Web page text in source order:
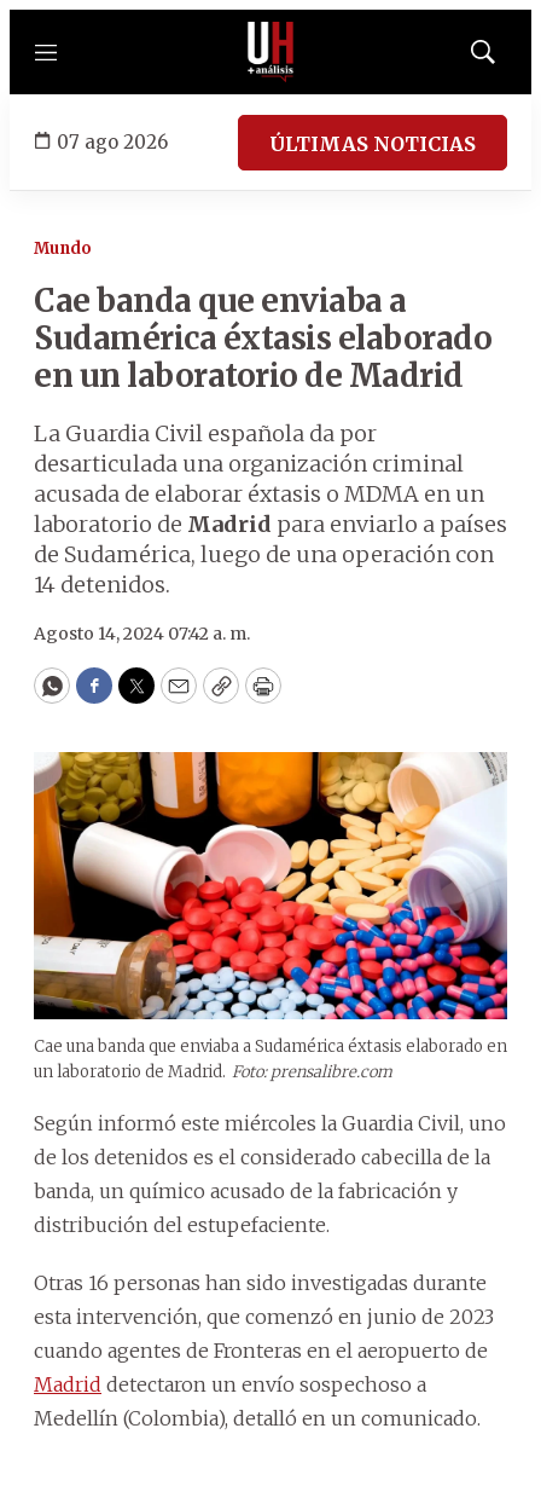
Menú
Mostrar
07 ago 2026 ÚLTIMAS NOTICIAS
Mundo
Cae banda que enviaba a
Sudamérica éxtasis elaborado
en un laboratorio de Madrid
La Guardia Civil española da por
desarticulada una organización criminal
acusada de elaborar éxtasis o MDMA en un
laboratorio de Madrid para enviarlo a países
de Sudamérica, luego de una operación con
14 detenidos.
Agosto 14, 2024 07:42 a. m.
WhatsApp
Facebook
Twitter
EmailCopyPrint
Cae una banda que enviaba a Sudamérica éxtasis elaborado en
un laboratorio de Madrid. Foto: prensalibre.com
Según informó este miércoles la Guardia Civil, uno
de los detenidos es el considerado cabecilla de la
banda, un químico acusado de la fabricación y
distribución del estupefaciente.
Otras 16 personas han sido investigadas durante
esta intervención, que comenzó en junio de 2023
cuando agentes de Fronteras en el aeropuerto de
Madrid detectaron un envío sospechoso a
Medellín (Colombia), detalló en un comunicado.